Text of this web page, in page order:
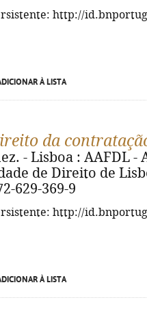
http://
À LISTA
da
- Lisboa : AAFDL -
de Direito de
629-369-9
http://
À LISTA